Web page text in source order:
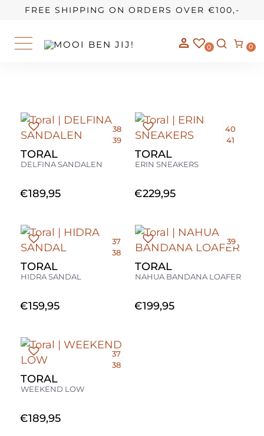
FREE SHIPPING ON ORDERS OVER €100,-
0 0
OUR STORY
TORAL
DELFINA SANDALEN
€189,95
38
39
TORAL
ERIN SNEAKERS
€229,95
40
41
TORAL
HIDRA SANDAL
€159,95
37
38
TORAL
NAHUA BANDANA LOAFER
€199,95
39
TORAL
WEEKEND LOW
€189,95
37
38